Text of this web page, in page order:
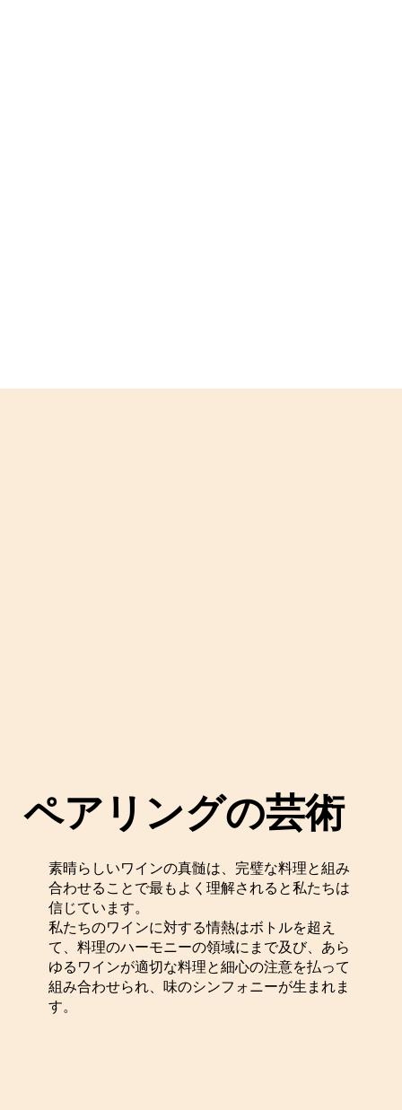
ペアリングの芸術
素晴らしいワインの真髄は、完璧な料理と組み
合わせることで最もよく理解されると私たちは
信じています。
私たちのワインに対する情熱はボトルを超え
て、料理のハーモニーの領域にまで及び、あら
ゆるワインが適切な料理と細心の注意を払って
組み合わせられ、味のシンフォニーが生まれま
す。